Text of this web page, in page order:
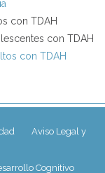
con TDAH
con TDAH
con TDAH
Aviso Legal y
Cognitivo